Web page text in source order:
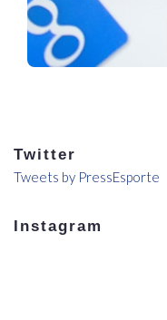
Twitter
Tweets by PressEsporte
Instagram